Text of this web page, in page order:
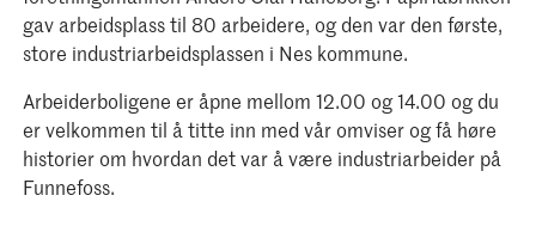
gav arbeidsplass til 80 arbeidere, og den var den første,
store industriarbeidsplassen i Nes kommune.
Arbeiderboligene er åpne mellom 12.00 og 14.00 og du
er velkommen til å titte inn med vår omviser og få høre
historier om hvordan det var å være industriarbeider på
Funnefoss.